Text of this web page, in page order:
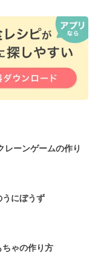
レーンゲームの作り
うにぼうず
ゃの作り方